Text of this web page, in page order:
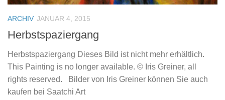
ARCHIV JANUAR 4, 2015
Herbstspaziergang
Herbstspaziergang Dieses Bild ist nicht mehr erhältlich.
This Painting is no longer available. © Iris Greiner, all
rights reserved. Bilder von Iris Greiner können Sie auch
kaufen bei Saatchi Art